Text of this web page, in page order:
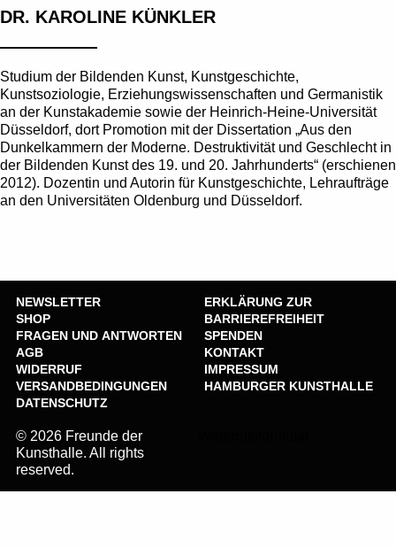
DR. KAROLINE KÜNKLER
Studium der Bildenden Kunst, Kunstgeschichte,
Kunstsoziologie, Erziehungswissenschaften und Germanistik
an der Kunstakademie sowie der Heinrich-Heine-Universität
Düsseldorf, dort Promotion mit der Dissertation „Aus den
Dunkelkammern der Moderne. Destruktivität und Geschlecht in
der Bildenden Kunst des 19. und 20. Jahrhunderts“ (erschienen
2012). Dozentin und Autorin für Kunstgeschichte, Lehraufträge
an den Universitäten Oldenburg und Düsseldorf.
© 2026 Freunde der
Kunsthalle. All rights
reserved.
NEWSLETTER
SHOP
FRAGEN UND ANTWORTEN
AGB
WIDERRUF
VERSANDBEDINGUNGEN
DATENSCHUTZ
ERKLÄRUNG ZUR
BARRIEREFREIHEIT
SPENDEN
KONTAKT
IMPRESSUM
HAMBURGER KUNSTHALLE